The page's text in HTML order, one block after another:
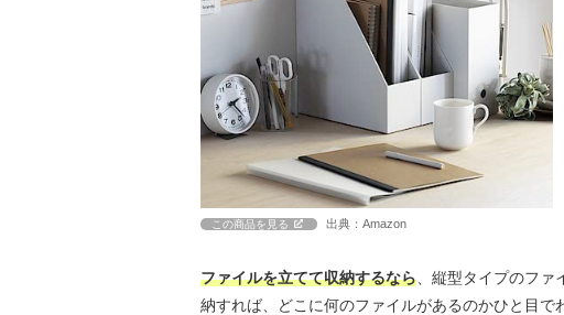
この商品を見る 出典：Amazon
ファイルを立てて収納するなら 、縦型タイプのフ
納すれば、どこに何のファイルがあるのかひと目で